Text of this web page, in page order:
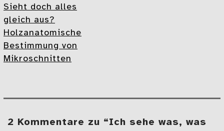
Sieht doch alles
gleich aus?
Holzanatomische
Bestimmung von
Mikroschnitten
2 Kommentare zu “Ich sehe was, was